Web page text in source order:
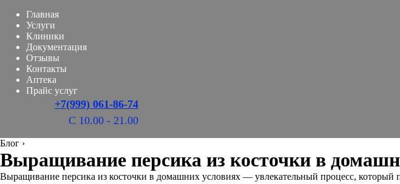
Главная
Услуги
Клиники
Документация
Отзывы
Контакты
Аптека
Прайс услуг
+7(999) 061-86-74
С 10.00 - 21.00
Блог ›
Выращивание персика из косточки в
Выращивание персика из косточки в домашних условиях — увлекательный процесс, который